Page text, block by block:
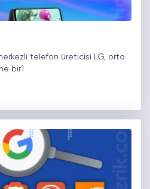
telefon üreticisi LG, orta
bir1